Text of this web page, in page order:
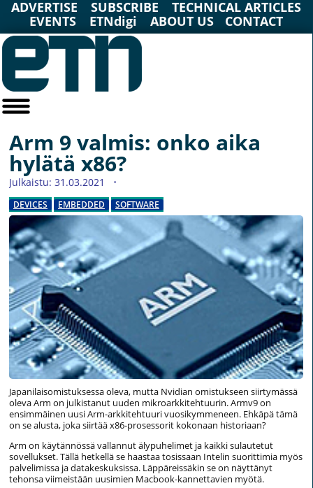
ADVERTISE SUBSCRIBE
TECHNICAL ARTICLES
EVENTS
ETNdigi ABOUT US CONTACT
Arm 9 valmis: onko aika
hylätä x86?
Julkaistu: 31.03.2021
DEVICES EMBEDDED SOFTWARE
Japanilaisomistuksessa oleva, mutta Nvidian omistukseen siirtymässä
oleva Arm on julkistanut uuden mikroarkkitehtuurin. Armv9 on
ensimmäinen uusi Arm-arkkitehtuuri vuosikymmeneen. Ehkäpä tämä
on se alusta, joka siirtää x86-prosessorit kokonaan historiaan?
Arm on käytännössä vallannut älypuhelimet ja kaikki sulautetut
sovellukset. Tällä hetkellä se haastaa tosissaan Intelin suorittimia myös
palvelimissa ja datakeskuksissa. Läppäreissäkin se on näyttänyt
tehonsa viimeistään uusimien Macbook-kannettavien myötä.